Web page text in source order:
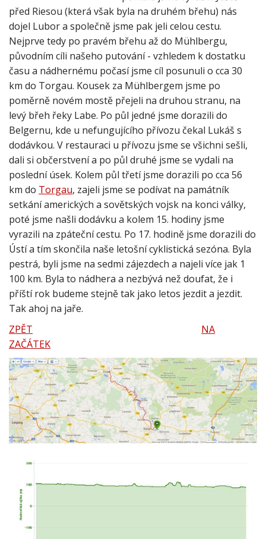
před Riesou (která však byla na druhém břehu) nás
dojel Lubor a společně jsme pak jeli celou cestu.
Nejprve tedy po pravém břehu až do Mühlbergu,
původním cíli našeho putování - vzhledem k dostatku
času a nádhernému počasí jsme cíl posunuli o cca 30
km do Torgau. Kousek za Mühlbergem jsme po
poměrně novém mostě přejeli na druhou stranu, na
levý břeh řeky Labe. Po půl jedné jsme dorazili do
Belgernu, kde u nefungujícího přívozu čekal Lukáš s
dodávkou. V restauraci u přívozu jsme se všichni sešli,
dali si občerstvení a po půl druhé jsme se vydali na
poslední úsek. Kolem půl třetí jsme dorazili po cca 56
km do Torgau , zajeli jsme se podívat na památník
setkání amerických a sovětských vojsk na konci války,
poté jsme našli dodávku a kolem 15. hodiny jsme
vyrazili na zpáteční cestu. Po 17. hodině jsme dorazili do
Ústí a tím skončila naše letošní cyklistická sezóna. Byla
pestrá, byli jsme na sedmi zájezdech a najeli více jak 1
100 km. Byla to nádhera a nezbývá než doufat, že i
příští rok budeme stejně tak jako letos jezdit a jezdit.
Tak ahoj na jaře.
ZPĚT
NA
ZAČÁTEK